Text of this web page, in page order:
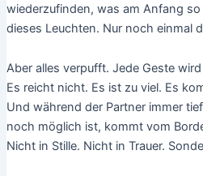
wiederzufinden, was am Anfang
dieses Leuchten. Nur noch einmal
Aber alles verpufft. Jede Geste
Es reicht nicht. Es ist zu viel. Es
Und während der Partner immer
noch möglich ist, kommt vom
Nicht in Stille. Nicht in Trauer.